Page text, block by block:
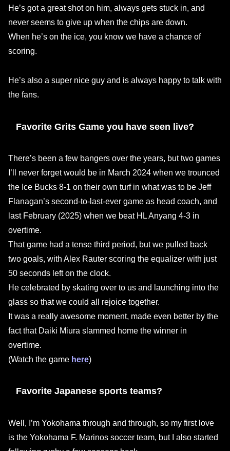
He’s got a great shot on him, always gets stuck in, and
never seems to give up when the chips are down.
When he’s on the ice, you know we have a chance of
scoring.
He’s also a super nice guy and is always happy to talk with
the fans.
Favorite Grits Game you have seen live?
There’s been a few bangers over the years, but two games
I’ll never forget would be in March 2024 when we trounced
the Ice Bucks 8-1 on their own turf in what was to be Jeff
Flanagan’s second-to-last-ever game as head coach, and
last February (2025) when we beat HL Anyang 4-3 in
overtime.
That game had a tense third period, but we pulled back
two goals, with Alex Rauter scoring the equalizer with just
50 seconds left on the clock.
He celebrated by skating over to us and launching into the
glass so that we could all rejoice together.
It was a really awesome moment, made even better by the
fact that Daiki Miura slammed home the winner in
overtime.
(Watch the game here)
Favorite Japanese sports teams?
Well, I’m Yokohama through and through, so my first love
is the Yokohama F. Marinos soccer team, but I also started